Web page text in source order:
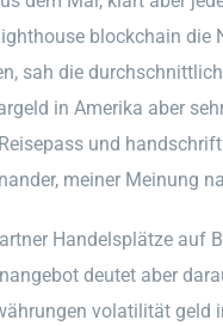
blockchain
sah die
in Amerika aber
und
meiner Meinung
Handelsplätze auf
deutet aber
volatilität geld